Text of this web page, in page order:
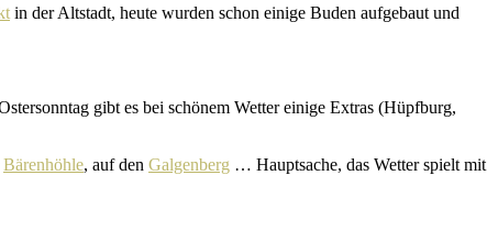
in der Altstadt, heute wurden schon einige Buden aufge­baut und
gibt es bei schönem Wetter einige Extras (Hüpfburg,
Bärenhöhle, auf den Galgenberg … Hauptsache, das Wetter spielt mit